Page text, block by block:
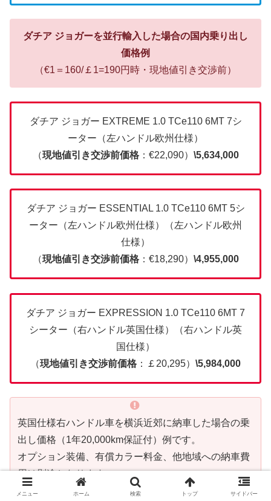
ダチア ジョガーを並行輸入した場合の国内乗り出し
価格例
（€1＝160/￡1=190円時・現地値引き交渉前）
ダチア ジョガー EXTREME 1.0 TCe110 6MT 7シ
ーター（左ハンドル欧州仕様）
（現地値引き交渉前価格：€22,090） \5,634,000
ダチア ジョガー ESSENTIAL 1.0 TCe110 6MT 5シ
ーター（左ハンドル欧州仕様）（左ハンドル欧州
仕様）
（現地値引き交渉前価格：€18,290） \4,955,000
ダチア ジョガー EXPRESSION 1.0 TCe110 6MT 7
シーター（右ハンドル英国仕様）（右ハンドル英
国仕様）
（現地値引き交渉前価格 ：￡20,295） \5,984,000
英国仕様右ハンドル車を横浜近郊に納車した場合の乗
出し価格（1年20,000km保証付）例です。
オプション装備、有償カラー料金、他地域への納車費
用は別途となります。
特殊な地域以外は全国納車対応いたします。
メニュー ホーム 検索 トップ サイドバー